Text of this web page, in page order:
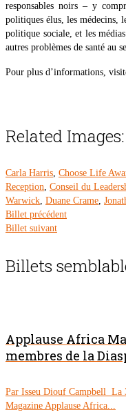
responsables noirs – y
politiques élus, les médecins,
politique sociale, et les
autres problèmes de santé au
Pour plus d’informations,
Related Images:
Carla Harris, Choose Life
Reception, Conseil du
Warwick, Duane Crame,
Billet précédent
Billet suivant
Billets
Applause Africa
membres de la
Par Isseu Diouf Campbell La
Magazine Applause Africa...